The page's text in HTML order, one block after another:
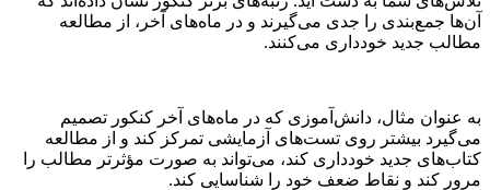
آن‌ها جمع‌بندی را جدی می‌گیرند و در ماه‌های آخر، از مطالعه
مطالب جدید خودداری می‌کنند.
به عنوان مثال، دانش‌آموزی که در ماه‌های آخر کنکور تصمیم
می‌گیرد بیشتر روی تست‌های آزمایشی تمرکز کند و از مطالعه
کتاب‌های جدید خودداری کند، می‌تواند به صورت مؤثرتر مطالب را
مرور کند و نقاط ضعف خود را شناسایی کند.